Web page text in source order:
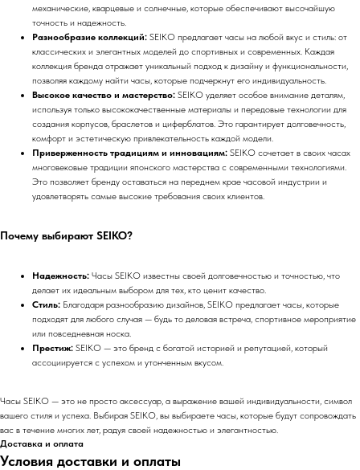
механические, кварцевые и солнечные, которые обеспечивают высочайшую
точность и надежность.
Разнообразие коллекций: SEIKO предлагает часы на любой вкус и стиль: от
классических и элегантных моделей до спортивных и современных. Каждая
коллекция бренда отражает уникальный подход к дизайну и функциональности,
позволяя каждому найти часы, которые подчеркнут его индивидуальность.
Высокое качество и мастерство: SEIKO уделяет особое внимание деталям,
используя только высококачественные материалы и передовые технологии для
создания корпусов, браслетов и циферблатов. Это гарантирует долговечность,
комфорт и эстетическую привлекательность каждой модели.
Приверженность традициям и инновациям: SEIKO сочетает в своих часах
многовековые традиции японского мастерства с современными технологиями.
Это позволяет бренду оставаться на переднем крае часовой индустрии и
удовлетворять самые высокие требования своих клиентов.
Почему выбирают SEIKO?
Надежность: Часы SEIKO известны своей долговечностью и точностью, что
делает их идеальным выбором для тех, кто ценит качество.
Стиль: Благодаря разнообразию дизайнов, SEIKO предлагает часы, которые
подходят для любого случая — будь то деловая встреча, спортивное мероприятие
или повседневная носка.
Престиж: SEIKO — это бренд с богатой историей и репутацией, который
ассоциируется с успехом и утонченным вкусом.
Часы SEIKO — это не просто аксессуар, а выражение вашей индивидуальности, символ
вашего стиля и успеха. Выбирая SEIKO, вы выбираете часы, которые будут сопровождать
вас в течение многих лет, радуя своей надежностью и элегантностью.
Доставка и оплата
Условия доставки и оплаты